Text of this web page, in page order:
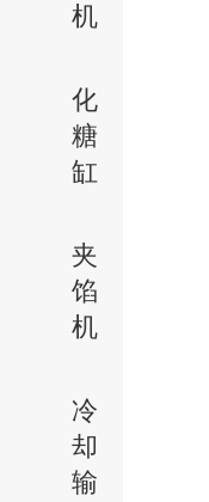
机
化
糖
缸
夹
馅
机
冷
却
输